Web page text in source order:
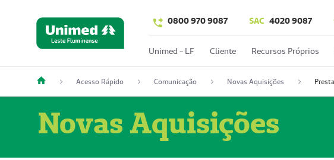
0800 970 9087 SAC 4020 9087
Unimed - LF Cliente Recursos Próprios
Acesso Rápido Comunicação Novas Aquisições
Novas Aquisições